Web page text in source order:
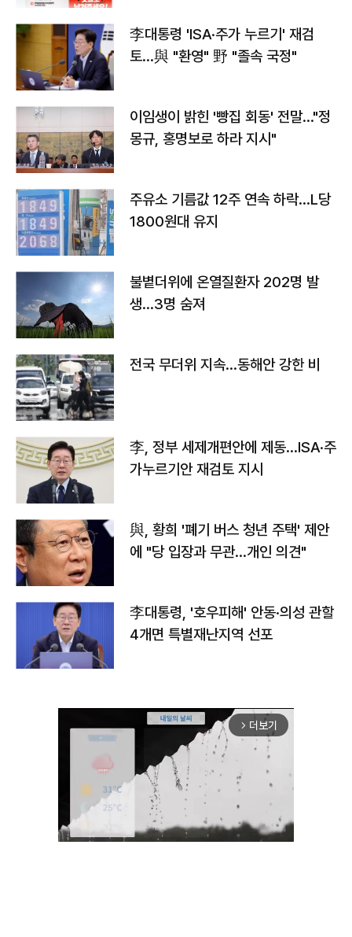
李대통령 'ISA·주가 누르기' 재검
토…與 "환영" 野 "졸속 국정"
이임생이 밝힌 '빵집 회동' 전말…"정
몽규, 홍명보로 하라 지시"
주유소 기름값 12주 연속 하락…L당
1800원대 유지
불볕더위에 온열질환자 202명 발
생…3명 숨져
전국 무더위 지속…동해안 강한 비
李, 정부 세제개편안에 제동…ISA·주
가누르기안 재검토 지시
與, 황희 '폐기 버스 청년 주택' 제안
에 "당 입장과 무관…개인 의견"
李대통령, '호우피해' 안동·의성 관할
4개면 특별재난지역 선포
arrow_forward_ios 더보기